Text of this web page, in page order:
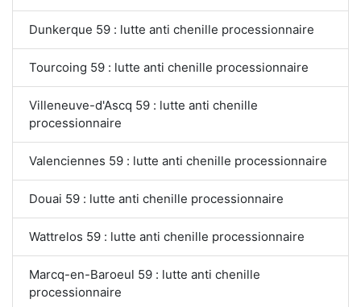
Dunkerque 59 : lutte anti chenille processionnaire
Tourcoing 59 : lutte anti chenille processionnaire
Villeneuve-d'Ascq 59 : lutte anti chenille
processionnaire
Valenciennes 59 : lutte anti chenille processionnaire
Douai 59 : lutte anti chenille processionnaire
Wattrelos 59 : lutte anti chenille processionnaire
Marcq-en-Baroeul 59 : lutte anti chenille
processionnaire